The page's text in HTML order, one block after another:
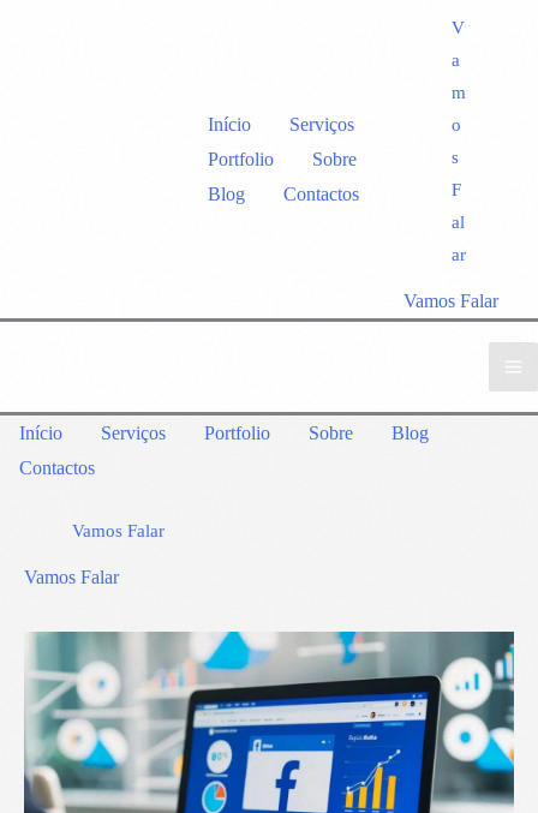
Início
Serviços
Portfolio
Sobre
Blog
Contactos
V
a
m
o
s
F
al
ar
Vamos Falar
Início Serviços Portfolio Sobre
Blog
Contactos
Vamos Falar
Vamos Falar